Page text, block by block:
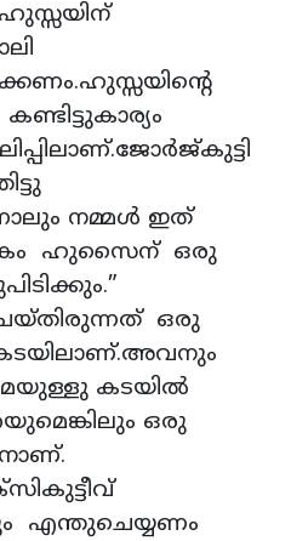
നമ്മൾ ഇത്
ഹുസൈന് ഒരു
ഒരു
കടയിൽ
ഒരു
എന്തുചെയ്യണം